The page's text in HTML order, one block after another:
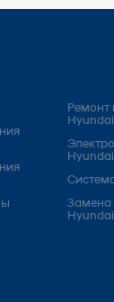
Ремонт
Hyundai
Hyundai
Замена
Hyundai